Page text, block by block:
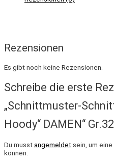
Rezensionen
Es gibt noch keine Rezensionen.
Schreibe die erste
„Schnittmuster-
Hoody“ DAMEN“
Du musstangemeldet sein, um
können.